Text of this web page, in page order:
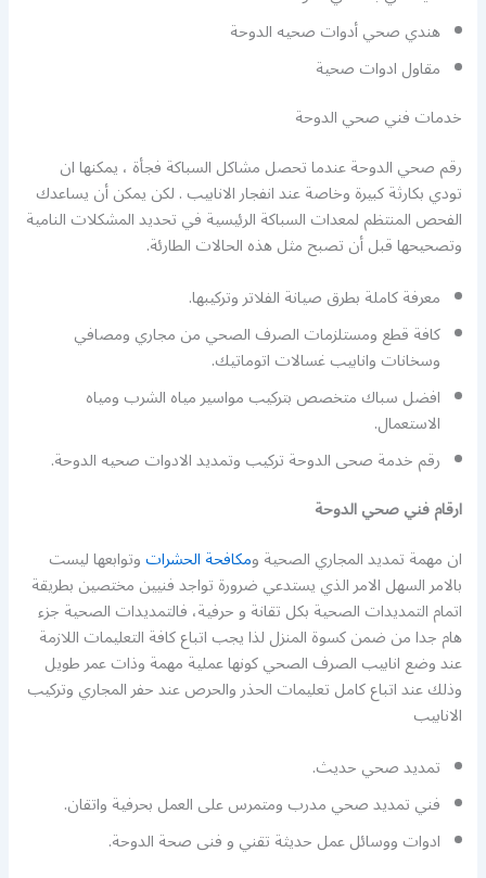
هندي صحي أدوات صحيه الدوحة
مقاول ادوات صحية
خدمات فني صحي الدوحة
رقم صحي الدوحة عندما تحصل مشاكل السباكة فجأة ، يمكنها ان
تودي بكارثة كبيرة وخاصة عند انفجار الانابيب . لكن يمكن أن يساعدك
الفحص المنتظم لمعدات السباكة الرئيسية في تحديد المشكلات النامية
وتصحيحها قبل أن تصبح مثل هذه الحالات الطارئة.
معرفة كاملة بطرق صيانة الفلاتر وتركيبها.
كافة قطع ومستلزمات الصرف الصحي من مجاري ومصافي
وسخانات وانابيب غسالات اتوماتيك.
افضل سباك متخصص بتركيب مواسير مياه الشرب ومياه
الاستعمال.
رقم خدمة صحى الدوحة تركيب وتمديد الادوات صحيه الدوحة.
ارقام فني صحي الدوحة
ان مهمة تمديد المجاري الصحية ومكافحة الحشراتوتوابعها ليست
بالامر السهل الامر الذي يستدعي ضرورة تواجد فنيين مختصين بطريقة
اتمام التمديدات الصحية بكل تقانة و حرفية، فالتمديدات الصحية جزء
هام جدا من ضمن كسوة المنزل لذا يجب اتباع كافة التعليمات اللازمة
عند وضع انابيب الصرف الصحي كونها عملية مهمة وذات عمر طويل
وذلك عند اتباع كامل تعليمات الحذر والحرص عند حفر المجاري وتركيب
الانابيب
تمديد صحي حديث.
فني تمديد صحي مدرب ومتمرس على العمل بحرفية واتقان.
ادوات ووسائل عمل حديثة تقني و فنى صحة الدوحة.